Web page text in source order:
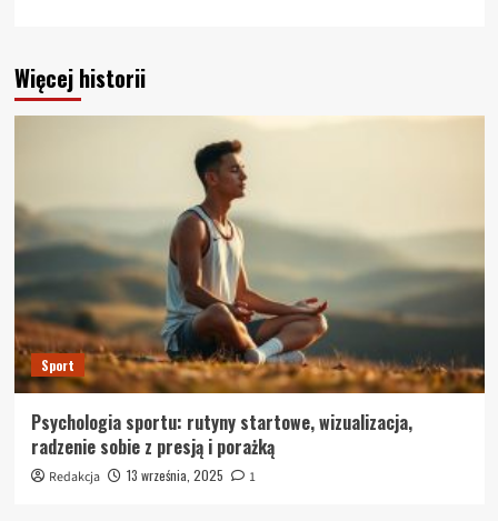
Więcej historii
Sport
Psychologia sportu: rutyny startowe, wizualizacja,
radzenie sobie z presją i porażką
Redakcja 13 września, 2025 1